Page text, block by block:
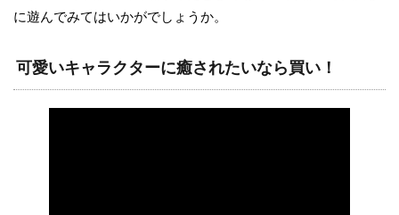
に遊んでみてはいかがでしょうか。
可愛いキャラクターに癒されたいなら買い！